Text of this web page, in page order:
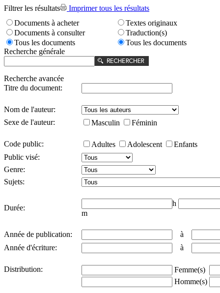
Filtrer les résultats
Imprimer tous les résultats
Documents à acheter
Documents à consulter
Tous les documents
Textes originaux
Traduction(s)
Tous les documents
Recherche générale
Recherche avancée
Titre du document:
Nom de l'auteur:
Sexe de l'auteur:
Masculin Féminin
Code public: Adultes Adolescent
Enfants
Public visé:
Genre:
Sujets:
Durée:
h
m
Année de publication:
à
Année d'écriture:
à
Distribution:
Femme(s)
Homme(s)